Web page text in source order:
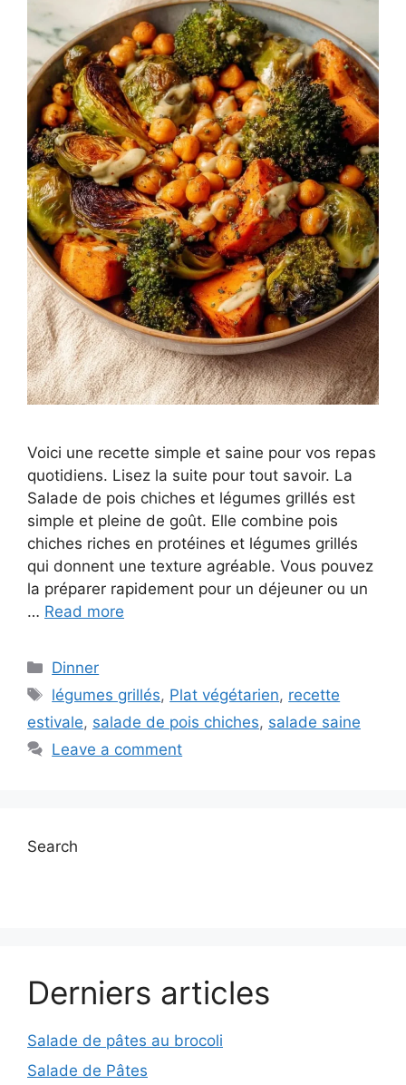
Voici une recette simple et saine pour vos repas
quotidiens. Lisez la suite pour tout savoir. La
Salade de pois chiches et légumes grillés est
simple et pleine de goût. Elle combine pois
chiches riches en protéines et légumes grillés
qui donnent une texture agréable. Vous pouvez
la préparer rapidement pour un déjeuner ou un
… Read more
Categories
Dinner
Tags
légumes grillés, Plat végétarien, recette
estivale, salade de pois chiches, salade saine
Leave a comment
Search
Derniers articles
Salade de pâtes au brocoli
Salade de Pâtes